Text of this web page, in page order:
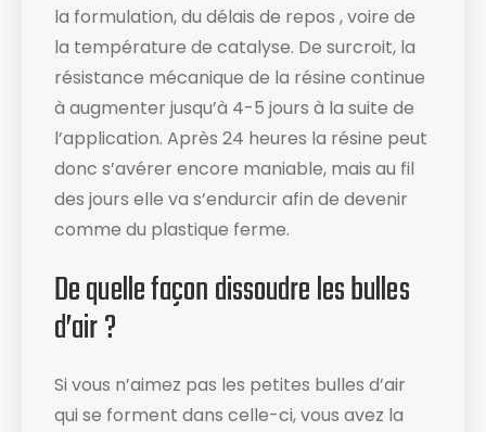
la formulation, du délais de repos , voire de
la température de catalyse. De surcroit, la
résistance mécanique de la résine continue
à augmenter jusqu’à 4-5 jours à la suite de
l’application. Après 24 heures la résine peut
donc s’avérer encore maniable, mais au fil
des jours elle va s’endurcir afin de devenir
comme du plastique ferme.
De quelle façon dissoudre les bulles
d’air ?
Si vous n’aimez pas les petites bulles d’air
qui se forment dans celle-ci, vous avez la